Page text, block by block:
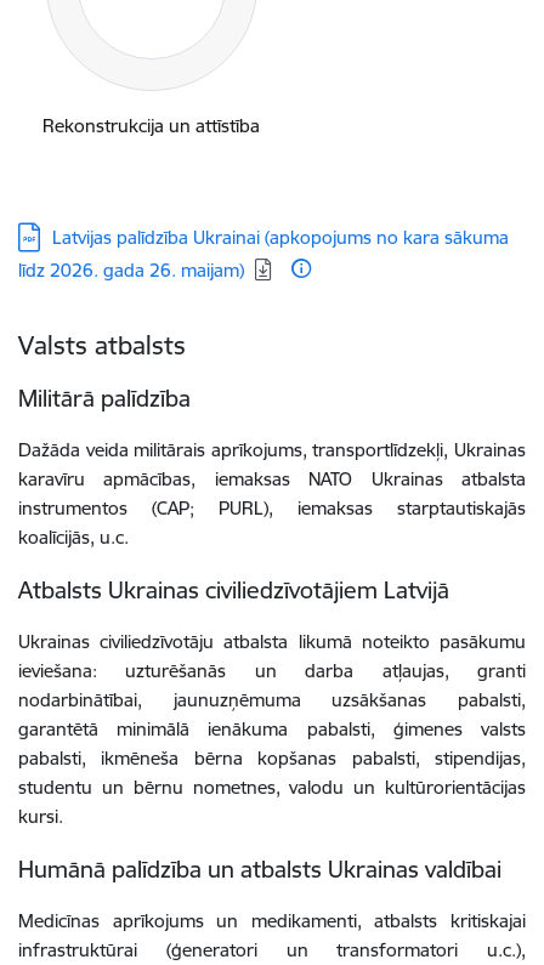
Rekonstrukcija un attīstība
Lejupielādēt:
Latvijas palīdzība Ukrainai (apkopojums no kara sākuma
līdz 2026. gada 26. maijam)
Valsts atbalsts
Militārā palīdzība
Dažāda veida militārais aprīkojums, transportlīdzekļi, Ukrainas
karavīru apmācības, iemaksas NATO Ukrainas atbalsta
instrumentos (CAP; PURL), iemaksas starptautiskajās
koalīcijās, u.c.
Atbalsts Ukrainas civiliedzīvotājiem Latvijā
Ukrainas civiliedzīvotāju atbalsta likumā noteikto pasākumu
ieviešana: uzturēšanās un darba atļaujas, granti
nodarbinātībai, jaunuzņēmuma uzsākšanas pabalsti,
garantētā minimālā ienākuma pabalsti, ģimenes valsts
pabalsti, ikmēneša bērna kopšanas pabalsti, stipendijas,
studentu un bērnu nometnes, valodu un kultūrorientācijas
kursi.
Humānā palīdzība un atbalsts Ukrainas valdībai
Medicīnas aprīkojums un medikamenti, atbalsts kritiskajai
infrastruktūrai (ģeneratori un transformatori u.c.),